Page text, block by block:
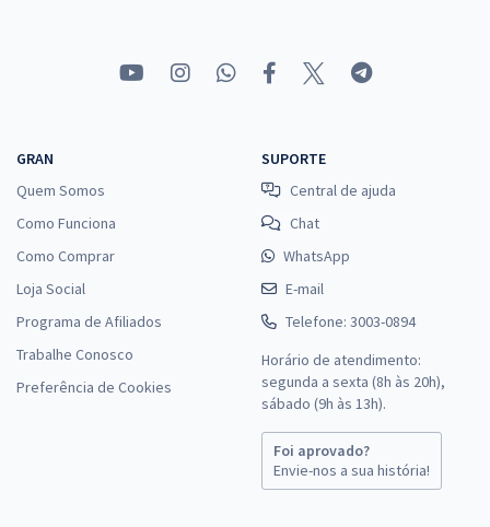
GRAN
Quem Somos
Como Funciona
Como Comprar
Loja Social
Programa de Afiliados
Trabalhe Conosco
Preferência de Cookies
SUPORTE
Central de ajuda
Chat
WhatsApp
E-mail
Telefone: 3003-0894
Horário de atendimento:
segunda a sexta (8h às 20h),
sábado (9h às 13h).
Foi aprovado?
Envie-nos a sua história!